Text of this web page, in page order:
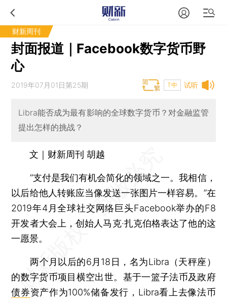
财新周刊
封面报道｜Facebook数字货币野
心
试听
2019年07月01日第25期 T中
Libra能否成为最有影响的全球数字货币？对金融监管
提出怎样的挑战？
文｜财新周刊 胡越
“支付是我们有机会简化的领域之一。我相信，
以后给他人转账应当像发送一张图片一样容易。”在
2019年4月全球社交网络巨头Facebook举办的F8
开发者大会上，创始人马克·扎克伯格表达了他的这
一愿景。
两个月以后的6月18日，名为Libra（天秤座）
的数字货币项目横空出世。基于一篮子法币及政府
债券资产作为100%储备发行，Libra看上去像法币